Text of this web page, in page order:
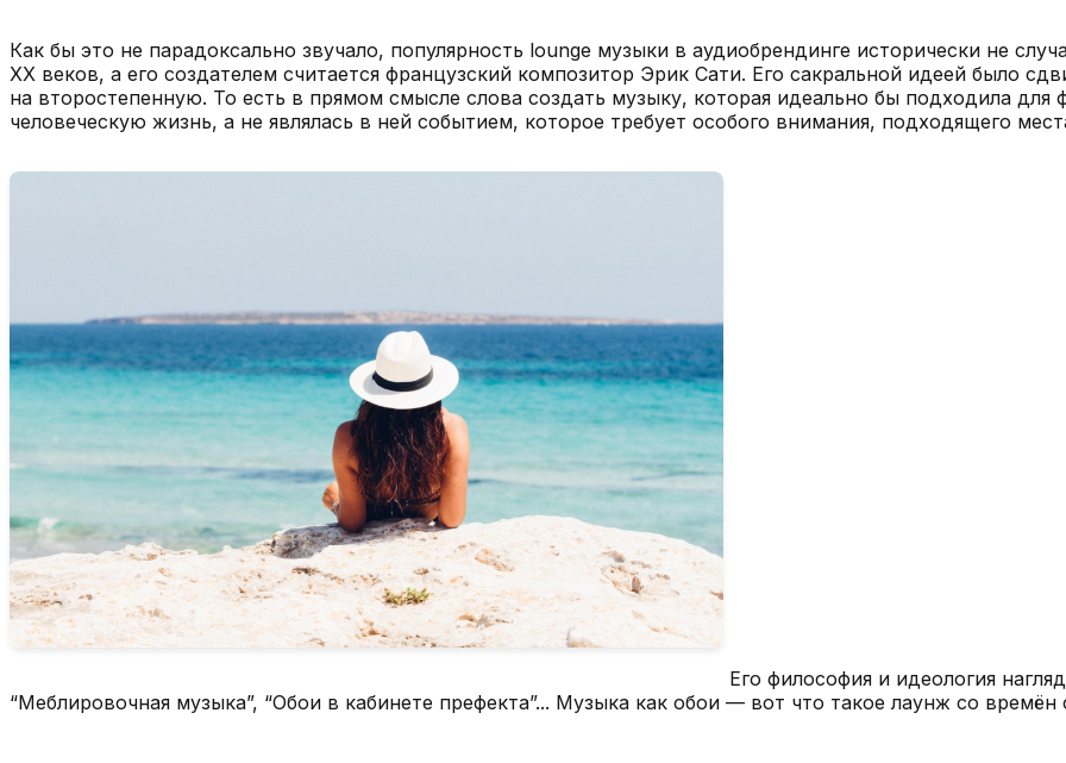
Как бы это не парадоксально звучало, популярность lounge музыки в аудиобрендинге исторически не
XX веков, а его создателем считается французский композитор Эрик Сати. Его сакральной идеей было
на второстепенную. То есть в прямом смысле слова создать музыку, которая идеально бы подходила
человеческую жизнь, а не являлась в ней событием, которое требует особого внимания, подходящего
Его философия и идеология
“Меблировочная музыка”, “Обои в кабинете префекта”... Музыка как обои — вот что такое лаунж со времён